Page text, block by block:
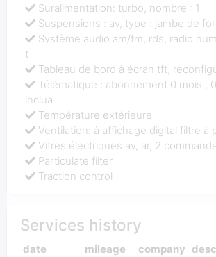
Suralimentation: turbo, nombre : 1
Suspensions : av, type : jambe de
Système audio am/fm, rds, radio
t
Tableau de bord à écran tft,
Télématique : abonnement 0 mois ,
inclua
Température extérieure
Ventilation: à affichage digital filtre à
Vitres électriques av, ar, 2
Particulate filter
Traction control
Services history
date mileage company